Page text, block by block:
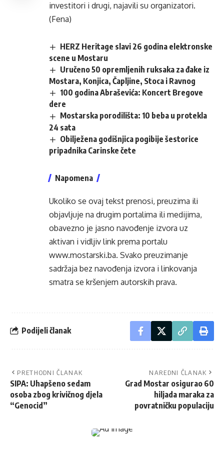
investitori i drugi, najavili su organizatori.
(Fena)
HERZ Heritage slavi 26 godina elektronske
scene u Mostaru
Uručeno 50 opremljenih ruksaka za đake iz
Mostara, Konjica, Čapljine, Stoca i Ravnog
100 godina Abraševića: Koncert Bregove
dere
Mostarska porodilišta: 10 beba u protekla
24 sata
Obilježena godišnjica pogibije šestorice
pripadnika Carinske čete
Napomena
Ukoliko se ovaj tekst prenosi, preuzima ili
objavljuje na drugim portalima ili medijima,
obavezno je jasno navođenje izvora uz
aktivan i vidljiv link prema portalu
www.mostarski.ba. Svako preuzimanje
sadržaja bez navođenja izvora i linkovanja
smatra se kršenjem autorskih prava.
Podijeli članak
PRETHODNI ČLANAK
SIPA: Uhapšeno sedam
osoba zbog krivičnog djela
“Genocid”
NAREDNI ČLANAK
Grad Mostar osigurao 60
hiljada maraka za
povratničku populaciju